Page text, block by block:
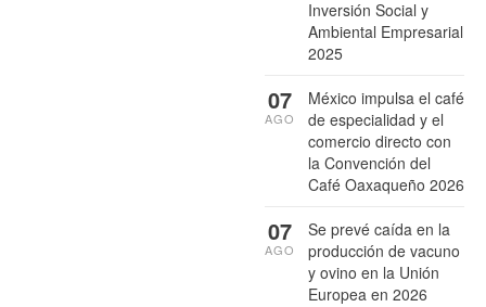
Inversión Social y
Ambiental Empresarial
2025
México impulsa el café
de especialidad y el
comercio directo con
la Convención del
Café Oaxaqueño 2026
07
AGO
Se prevé caída en la
producción de vacuno
y ovino en la Unión
Europea en 2026
07
AGO